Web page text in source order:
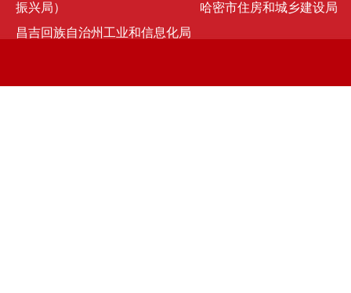
振兴局）
昌吉回族自治州工业和信息化局
哈密市住房和城乡建设局